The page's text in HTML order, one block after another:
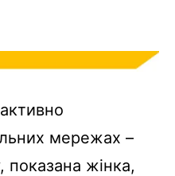
мережах –
жінка,